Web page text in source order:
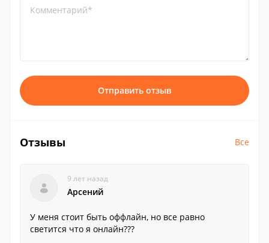
Комментарий*
Отправить отзыв
Отзывы Все
9 лет назад
Арсений
У меня стоит быть оффлайн, но все равно
светится что я онлайн???